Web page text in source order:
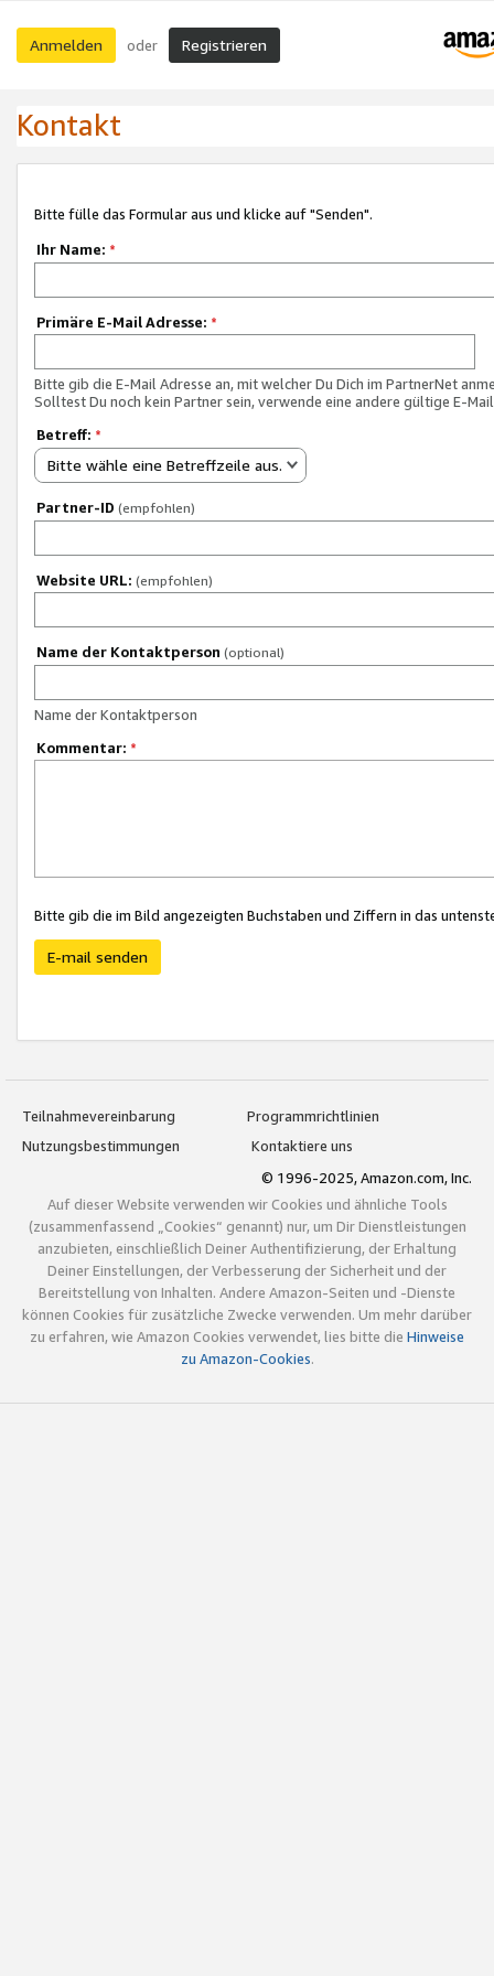
Anmelden oder Registrieren
Kontakt
Bitte fülle das Formular aus und klicke auf "Senden".
Ihr Name: *
Primäre E-Mail Adresse: *
Bitte gib die E-Mail Adresse an, mit welcher Du Dich im PartnerNet
Solltest Du noch kein Partner sein, verwende eine andere gültige E-
Betreff: *
Bitte wähle eine Betreffzeile aus.
Partner-ID (empfohlen)
Website URL: (empfohlen)
Name der Kontaktperson (optional)
Name der Kontaktperson
Kommentar: *
Bitte gib die im Bild angezeigten Buchstaben und Ziffern in das
E-mail senden
Teilnahmevereinbarung
Programmrichtlinien
Nutzungsbestimmungen
Kontaktiere uns
© 1996-2025, Amazon.com, Inc.
Auf dieser Website verwenden wir Cookies und ähnliche Tools
(zusammenfassend „Cookies“ genannt) nur, um Dir Dienstleistungen
anzubieten, einschließlich Deiner Authentifizierung, der Erhaltung
Deiner Einstellungen, der Verbesserung der Sicherheit und der
Bereitstellung von Inhalten. Andere Amazon-Seiten und -Dienste
können Cookies für zusätzliche Zwecke verwenden. Um mehr darüber
zu erfahren, wie Amazon Cookies verwendet, lies bitte die Hinweise
zu Amazon-Cookies.